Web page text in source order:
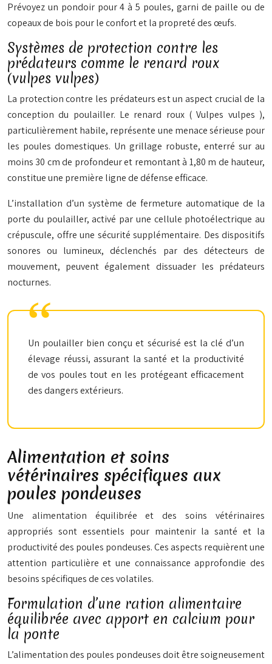
Prévoyez un pondoir pour 4 à 5 poules, garni de paille ou de
copeaux de bois pour le confort et la propreté des œufs.
Systèmes de protection contre les
prédateurs comme le renard roux
(vulpes vulpes)
La protection contre les prédateurs est un aspect crucial de la
conception du poulailler. Le renard roux (Vulpes vulpes ),
particulièrement habile, représente une menace sérieuse pour
les poules domestiques. Un grillage robuste, enterré sur au
moins 30 cm de profondeur et remontant à 1,80 m de hauteur,
constitue une première ligne de défense efficace.
L’installation d’un système de fermeture automatique de la
porte du poulailler, activé par une cellule photoélectrique au
crépuscule, offre une sécurité supplémentaire. Des dispositifs
sonores ou lumineux, déclenchés par des détecteurs de
mouvement, peuvent également dissuader les prédateurs
nocturnes.
Un poulailler bien conçu et sécurisé est la clé d’un
élevage réussi, assurant la santé et la productivité
de vos poules tout en les protégeant efficacement
des dangers extérieurs.
Alimentation et soins
vétérinaires spécifiques aux
poules pondeuses
Une alimentation équilibrée et des soins vétérinaires
appropriés sont essentiels pour maintenir la santé et la
productivité des poules pondeuses. Ces aspects requièrent une
attention particulière et une connaissance approfondie des
besoins spécifiques de ces volatiles.
Formulation d’une ration alimentaire
équilibrée avec apport en calcium pour
la ponte
L’alimentation des poules pondeuses doit être soigneusement